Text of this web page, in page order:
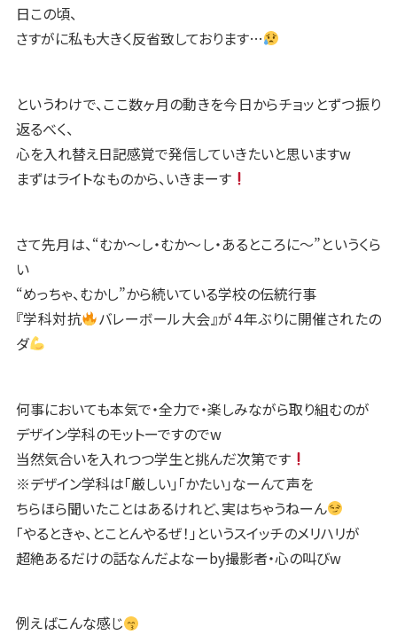
日この頃、
さすがに私も大きく反省致しております…
というわけで、ここ数ヶ月の動きを今日からチョッとずつ振り
返るべく、
心を入れ替え日記感覚で発信していきたいと思いますw
まずはライトなものから、いきまーす
さて先月は、“むか〜し・むか〜し・あるところに〜”というくら
い
“めっちゃ、むかし”から続いている学校の伝統行事
『学科対抗
バレーボール大会』が４年ぶりに開催されたの
ダ
何事においても本気で・全力で・楽しみながら取り組むのが
デザイン学科のモットーですのでw
当然気合いを入れつつ学生と挑んだ次第です
※デザイン学科は「厳しい」「かたい」なーんて声を
ちらほら聞いたことはあるけれど、実はちゃうねーん
「やるときゃ、とことんやるぜ！」というスイッチのメリハリが
超絶あるだけの話なんだよなーby撮影者・心の叫びw
例えばこんな感じ